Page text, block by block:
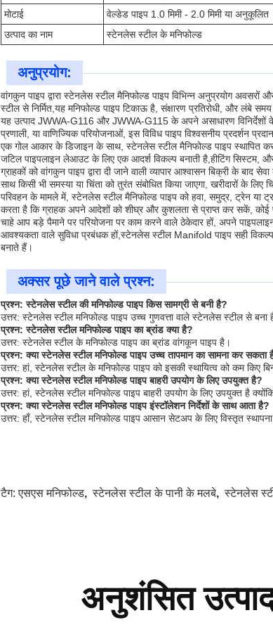
मोटाई
वेल्डेड पाइप 1.0 मिमी - 2.0 मिमी या अनुकूलित
उत्पाद का नाम
स्टेनलेस स्टील के मनिफोल्ड
अनुप्रयोग:
वांगकुन पाइप द्वारा स्टेनलेस स्टील मैनिफोल्ड पाइप विभिन्न अनुप्रयोग
स्टील से निर्मित,यह मनिफोल्ड पाइप टिकाऊ है, संक्षारण प्रतिरोधी, और लंबे
यह उत्पाद JWWA-G116 और JWWA-G115 के अपने असाधारण
प्रणाली, या वाणिज्यिक परियोजनाओं, इस विविध पाइप विश्वसनीय प्रदर्शन
एक गोल आकार के डिजाइन के साथ, स्टेनलेस स्टील मैनिफोल्ड पाइप स्थापित
जटिल पाइपलाइन लेआउट के लिए एक आदर्श विकल्प बनाती है,हीटिंग सिस्टम,
ग्राहकों को वांगकुन पाइप द्वारा दी जाने वाली व्यापार आश्वासन बिक्री के
साथ किसी भी समस्या या चिंता को तुरंत संबोधित किया जाएगा, खरीदारों के
परिवहन के मामले में, स्टेनलेस स्टील मैनिफोल्ड पाइप को हवा, समुद्र, ट्रेन या
करता है कि ग्राहक अपने आदेशों को शीघ्र और कुशलता से प्राप्त कर सकें, कोई
चाहे आप बड़े पैमाने पर परियोजना पर काम करने वाले ठेकेदार हों, अपने
आवश्यकता वाले सुविधा प्रबंधक हों,स्टेनलेस स्टील Manifold पाइप सही
बनाते हैं।
अक्सर पूछे जाने वाले प्रश्न:
प्रश्न: स्टेनलेस स्टील की मनिफोल्ड पाइप किस सामग्री से बनी है?
उत्तर: स्टेनलेस स्टील मनिफोल्ड पाइप उच्च गुणवत्ता वाले स्टेनलेस स्टील से बना
प्रश्न: स्टेनलेस स्टील मनिफोल्ड पाइप का ब्रांड क्या है?
उत्तर: स्टेनलेस स्टील के मनिफोल्ड पाइप का ब्रांड वांगकून पाइप है।
प्रश्न: क्या स्टेनलेस स्टील मनिफोल्ड पाइप उच्च तापमान का सामना कर सकता
उत्तर: हां, स्टेनलेस स्टील के मनिफोल्ड पाइप को इसकी स्थायित्व को कम किए
प्रश्न: क्या स्टेनलेस स्टील मनिफोल्ड पाइप बाहरी उपयोग के लिए उपयुक्त है?
उत्तर: हां, स्टेनलेस स्टील मनिफोल्ड पाइप बाहरी उपयोग के लिए उपयुक्त है
प्रश्न: क्या स्टेनलेस स्टील मनिफोल्ड पाइप इंस्टॉलेशन निर्देशों के साथ आता है?
उत्तर: हाँ, स्टेनलेस स्टील मनिफोल्ड पाइप आसान सेटअप के लिए विस्तृत
टैग:एसएस मनिफोल्ड,स्टेनलेस स्टील के पानी के मलबे,स्टेनलेस
अनुशंसित